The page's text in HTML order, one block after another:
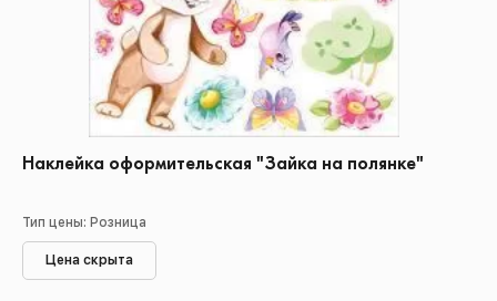
Наклейка оформительская "Зайка на полянке"
Тип цены: Розница
Цена скрыта